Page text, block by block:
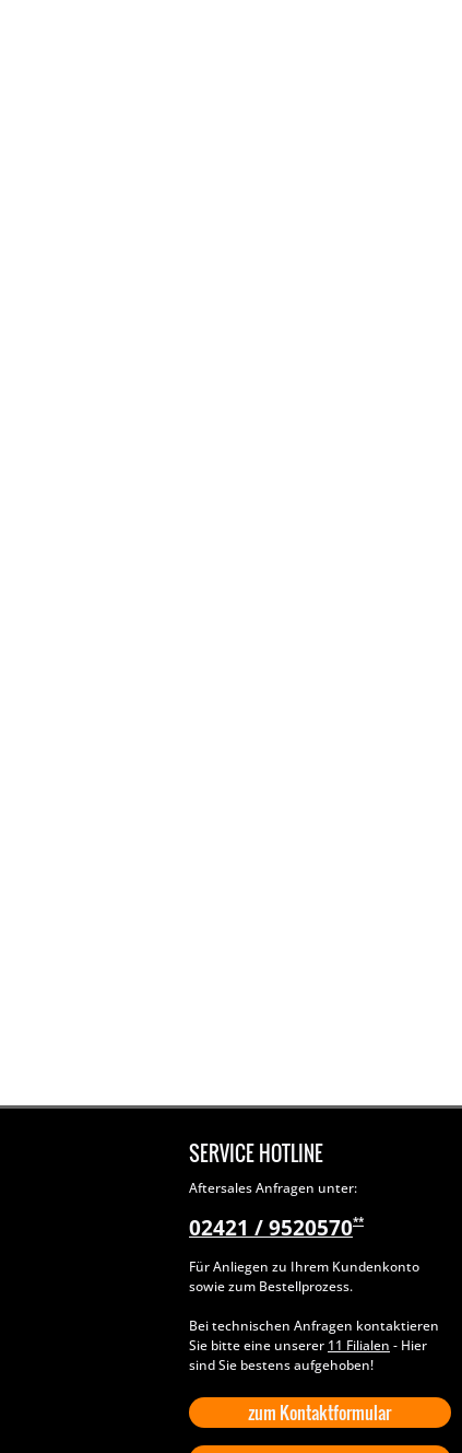
SERVICE HOTLINE
Aftersales Anfragen unter:
02421 / 9520570**
Für Anliegen zu Ihrem Kundenkonto
sowie zum Bestellprozess.
Bei technischen Anfragen kontaktieren
Sie bitte eine unserer 11 Filialen - Hier
sind Sie bestens aufgehoben!
zum Kontaktformular